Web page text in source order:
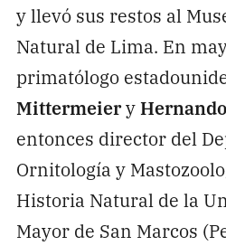
y llevó sus restos al
Natural de Lima. En
primatólogo
Mittermeiery
entonces director del
Ornitología y
Historia Natural de la
Mayor de San Marcos